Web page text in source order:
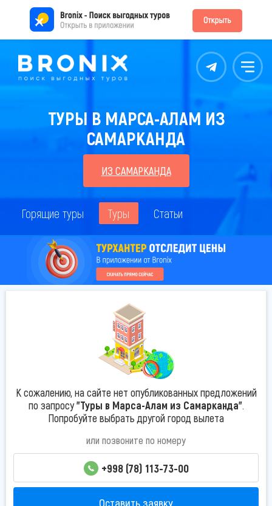
Контакты Меню
ТУРЫ В МАРСА-АЛАМ ИЗ
САМАРКАНДА
ИЗ САМАРКАНДА
Горящие туры Туры Статьи
К сожалению, на сайте нет опубликованных предложений
по запросу"Туры в Марса-Алам из Самарканда".
Попробуйте выбрать другой город вылета
или позвоните по номеру
+998 (78) 113-73-00
Оставить заявку